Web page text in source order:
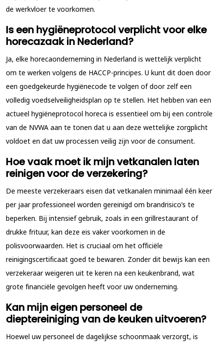
de werkvloer te voorkomen.
Is een hygiëneprotocol verplicht voor elke
horecazaak in Nederland?
Ja, elke horecaonderneming in Nederland is wettelijk verplicht
om te werken volgens de HACCP-principes. U kunt dit doen door
een goedgekeurde hygiënecode te volgen of door zelf een
volledig voedselveiligheidsplan op te stellen. Het hebben van een
actueel hygiëneprotocol horeca is essentieel om bij een controle
van de NVWA aan te tonen dat u aan deze wettelijke zorgplicht
voldoet en dat uw processen veilig zijn voor de consument.
Hoe vaak moet ik mijn vetkanalen laten
reinigen voor de verzekering?
De meeste verzekeraars eisen dat vetkanalen minimaal één keer
per jaar professioneel worden gereinigd om brandrisico’s te
beperken. Bij intensief gebruik, zoals in een grillrestaurant of
drukke frituur, kan deze eis vaker voorkomen in de
polisvoorwaarden. Het is cruciaal om het officiële
reinigingscertificaat goed te bewaren. Zonder dit bewijs kan een
verzekeraar weigeren uit te keren na een keukenbrand, wat
grote financiële gevolgen heeft voor uw onderneming.
Kan mijn eigen personeel de
dieptereiniging van de keuken uitvoeren?
Hoewel uw personeel de dagelijkse schoonmaak verzorgt, is